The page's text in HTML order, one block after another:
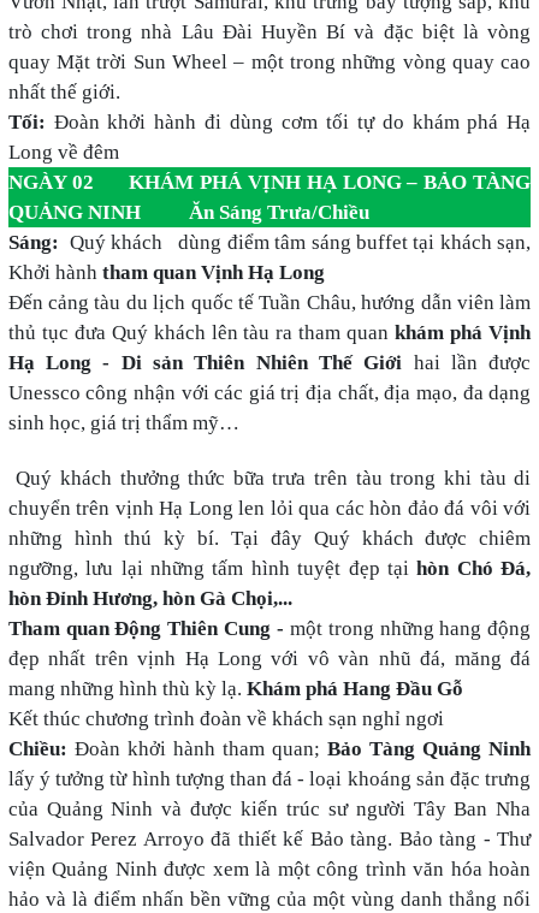
trò chơi trong nhà Lâu Đài Huyền Bí và đặc biệt là vòng
quay Mặt trời Sun Wheel – một trong những vòng quay cao
nhất thế giới.
Tối: Đoàn khởi hành đi dùng cơm tối tự do khám phá Hạ
Long về đêm
NGÀY 02 KHÁM PHÁ VỊNH HẠ LONG – BẢO TÀNG
QUẢNG NINH Ăn Sáng Trưa/Chiều
Sáng: Quý khách dùng điểm tâm sáng buffet tại khách sạn,
Khởi hành tham quan Vịnh Hạ Long
Đến cảng tàu du lịch quốc tế Tuần Châu, hướng dẫn viên làm
thủ tục đưa Quý khách lên tàu ra tham quankhám phá Vịnh
Hạ Long - Di sản Thiên Nhiên Thế Giới hai lần được
Unessco công nhận với các giá trị địa chất, địa mạo, đa dạng
sinh học, giá trị thẩm mỹ…
Quý khách thưởng thức bữa trưa trên tàu trong khi tàu di
chuyển trên vịnh Hạ Long len lỏi qua các hòn đảo đá vôi với
những hình thú kỳ bí. Tại đây Quý khách được chiêm
ngưỡng, lưu lại những tấm hình tuyệt đẹp tạihòn Chó Đá,
hòn Đỉnh Hương, hòn Gà Chọi,...
Tham quan Động Thiên Cung - một trong những hang động
đẹp nhất trên vịnh Hạ Long với vô vàn nhũ đá, măng đá
mang những hình thù kỳ lạ. Khám phá Hang Đầu Gỗ
Kết thúc chương trình đoàn về khách sạn nghỉ ngơi
Chiều: Đoàn khởi hành tham quan;Bảo Tàng Quảng Ninh
lấy ý tưởng từ hình tượng than đá - loại khoáng sản đặc trưng
của Quảng Ninh và được kiến trúc sư người Tây Ban Nha
Salvador Perez Arroyo đã thiết kế Bảo tàng. Bảo tàng - Thư
viện Quảng Ninh được xem là một công trình văn hóa hoàn
hảo và là điểm nhấn bền vững của một vùng danh thắng nổi